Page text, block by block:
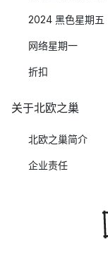
2024 黑色星期五
网络星期一
折扣
关于北欧之巢
北欧之巢简介
企业责任